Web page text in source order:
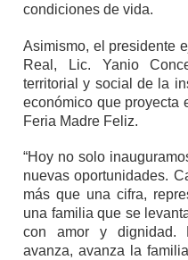
condiciones de vida.
Asimismo, el presidente
Real, Lic. Yanio
territorial y social de la
económico que proyecta
Feria Madre Feliz.
“Hoy no solo
nuevas oportunidades.
más que una cifra,
una familia que se
con amor y dignidad.
avanza, avanza la